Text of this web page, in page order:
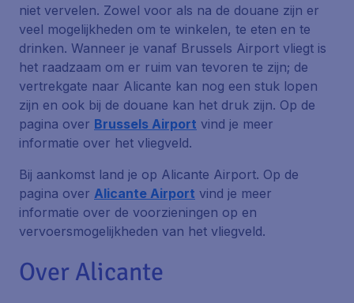
niet vervelen. Zowel voor als na de douane zijn er
veel mogelijkheden om te winkelen, te eten en te
drinken. Wanneer je vanaf Brussels Airport vliegt is
het raadzaam om er ruim van tevoren te zijn; de
vertrekgate naar Alicante kan nog een stuk lopen
zijn en ook bij de douane kan het druk zijn. Op de
pagina over Brussels Airport vind je meer
informatie over het vliegveld.
Bij aankomst land je op Alicante Airport. Op de
pagina over Alicante Airport vind je meer
informatie over de voorzieningen op en
vervoersmogelijkheden van het vliegveld.
Over Alicante